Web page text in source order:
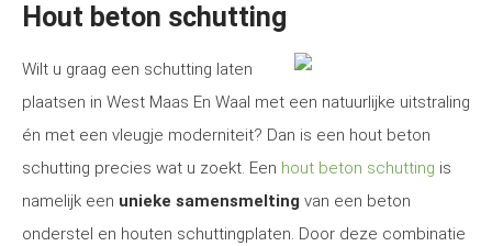
Hout beton schutting
Wilt u graag een schutting laten
plaatsen in West Maas En Waal met een natuurlijke uitstraling
én met een vleugje moderniteit? Dan is een hout beton
schutting precies wat u zoekt. Een hout beton schutting is
namelijk een unieke samensmelting van een beton
onderstel en houten schuttingplaten. Door deze combinatie